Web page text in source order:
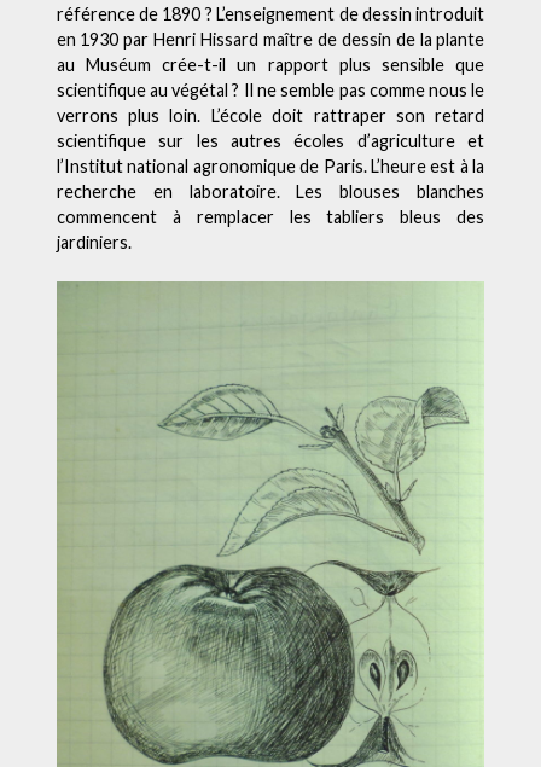
référence de 1890 ? L’enseignement de dessin introduit
en 1930 par Henri Hissard maître de dessin de la plante
au Muséum crée-t-il un rapport plus sensible que
scientifique au végétal ? Il ne semble pas comme nous le
verrons plus loin. L’école doit rattraper son retard
scientifique sur les autres écoles d’agriculture et
l’Institut national agronomique de Paris. L’heure est à la
recherche en laboratoire. Les blouses blanches
commencent à remplacer les tabliers bleus des
jardiniers.